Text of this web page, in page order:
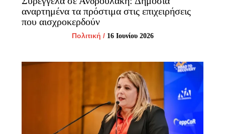
αναρτημένα τα πρόστιμα στις επιχειρήσεις
που αισχροκερδούν
Πολιτική / 16 Ιουνίου 2026